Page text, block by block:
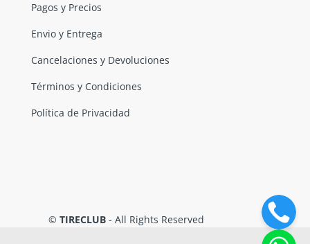
Pagos y Precios
Envio y Entrega
Cancelaciones y Devoluciones
Términos y Condiciones
Política de Privacidad
© TIRECLUB - All Rights Reserved